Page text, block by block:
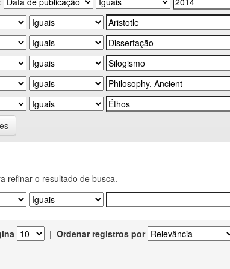
refinar o resultado de busca.
| Ordenar registros por